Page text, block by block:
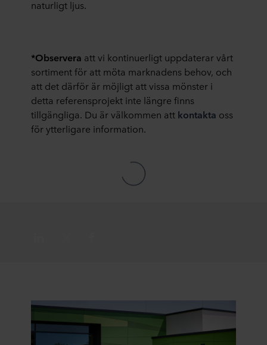
information om dig via cookies.
ditt samtycke genom att klicka på cookie-ikonen längst
ned på webbplatsen. Läs mer om vår användning av
cookies i avsnittet ”Om oss” och om vår behandling av
personuppgifter i vår integritetspolicy, inklusive vilket
specifikt ROCKWOOL-företag som är
personuppgiftsansvarig för dina personuppgifter.
naturligt ljus.
*Observera att vi kontinuerligt uppdaterar vårt
sortiment för att möta marknadens behov, och
att det därför är möjligt att vissa mönster i
detta referensprojekt inte längre finns
tillgängliga. Du är välkommen att kontakta oss
för ytterligare information.